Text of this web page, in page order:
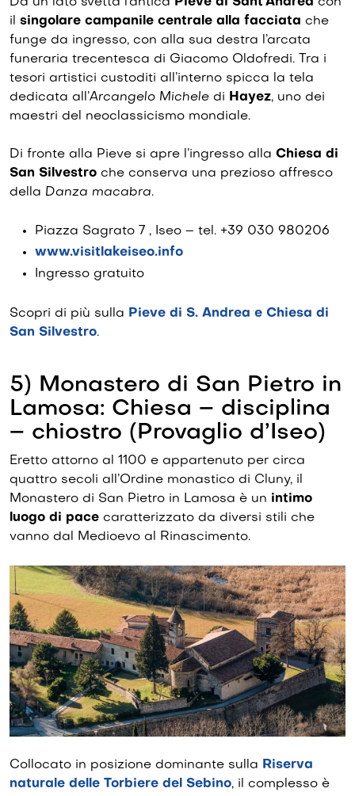
il singolare campanile centrale alla facciata che
funge da ingresso, con alla sua destra l’arcata
funeraria trecentesca di Giacomo Oldofredi. Tra i
tesori artistici custoditi all’interno spicca la tela
dedicata all’Arcangelo Michele di Hayez, uno dei
maestri del neoclassicismo mondiale.
Di fronte alla Pieve si apre l’ingresso alla Chiesa di
San Silvestro che conserva una prezioso affresco
della Danza macabra.
Piazza Sagrato 7 , Iseo – tel. +39 030 980206
www.visitlakeiseo.info
Ingresso gratuito
Scopri di più sulla Pieve di S. Andrea e Chiesa di
San Silvestro.
5) Monastero di San Pietro in
Lamosa: Chiesa – disciplina
– chiostro (Provaglio d’Iseo)
Eretto attorno al 1100 e appartenuto per circa
quattro secoli all’Ordine monastico di Cluny, il
Monastero di San Pietro in Lamosa è un intimo
luogo di pace caratterizzato da diversi stili che
vanno dal Medioevo al Rinascimento.
Collocato in posizione dominante sulla Riserva
naturale delle Torbiere del Sebino, il complesso è